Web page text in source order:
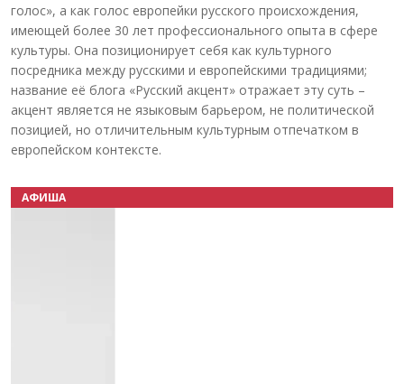
голос», а как голос европейки русского происхождения,
имеющей более 30 лет профессионального опыта в сфере
культуры. Она позиционирует себя как культурного
посредника между русскими и европейскими традициями;
название её блога «Русский акцент» отражает эту суть –
акцент является не языковым барьером, не политической
позицией, но отличительным культурным отпечатком в
европейском контексте.
АФИША